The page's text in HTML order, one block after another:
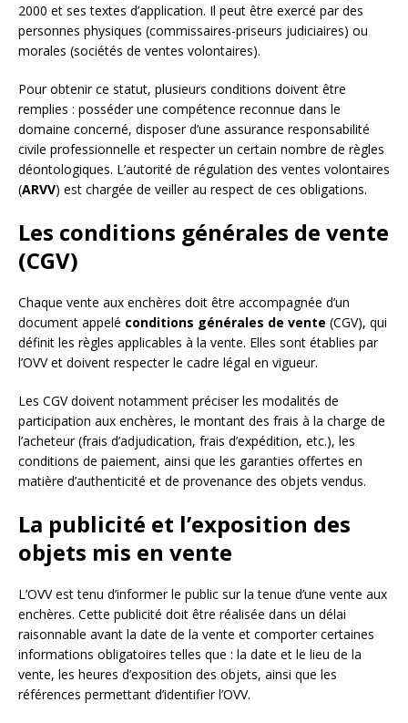
2000 et ses textes d’application. Il peut être exercé par des
personnes physiques (commissaires-priseurs judiciaires) ou
morales (sociétés de ventes volontaires).
Pour obtenir ce statut, plusieurs conditions doivent être
remplies : posséder une compétence reconnue dans le
domaine concerné, disposer d’une assurance responsabilité
civile professionnelle et respecter un certain nombre de règles
déontologiques. L’autorité de régulation des ventes volontaires
(ARVV) est chargée de veiller au respect de ces obligations.
Les conditions générales de vente
(CGV)
Chaque vente aux enchères doit être accompagnée d’un
document appelé conditions générales de vente (CGV), qui
définit les règles applicables à la vente. Elles sont établies par
l’OVV et doivent respecter le cadre légal en vigueur.
Les CGV doivent notamment préciser les modalités de
participation aux enchères, le montant des frais à la charge de
l’acheteur (frais d’adjudication, frais d’expédition, etc.), les
conditions de paiement, ainsi que les garanties offertes en
matière d’authenticité et de provenance des objets vendus.
La publicité et l’exposition des
objets mis en vente
L’OVV est tenu d’informer le public sur la tenue d’une vente aux
enchères. Cette publicité doit être réalisée dans un délai
raisonnable avant la date de la vente et comporter certaines
informations obligatoires telles que : la date et le lieu de la
vente, les heures d’exposition des objets, ainsi que les
références permettant d’identifier l’OVV.